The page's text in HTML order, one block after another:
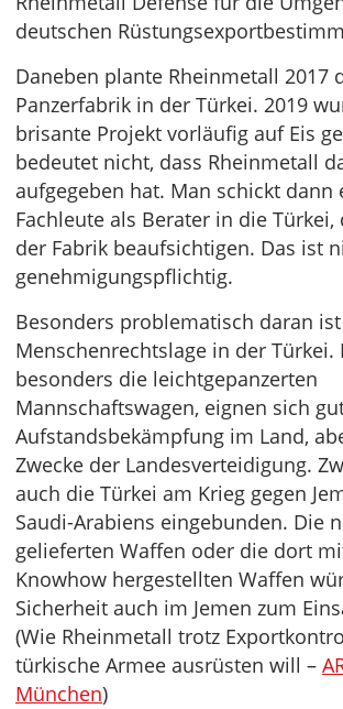
deutschen
Daneben plante Rheinmetall 2017
Panzerfabrik in der Türkei. 2019
brisante Projekt vorläufig auf Eis
bedeutet nicht, dass Rheinmetall
aufgegeben hat. Man schickt dann
Fachleute als Berater in die Türkei,
der Fabrik beaufsichtigen. Das ist
genehmigungspflichtig.
Besonders problematisch daran
Menschenrechtslage in der Türkei.
besonders die leichtgepanzerten
Mannschaftswagen, eignen sich
Aufstandsbekämpfung im Land,
Zwecke der Landesverteidigung.
auch die Türkei am Krieg gegen
Saudi-Arabiens eingebunden. Die
gelieferten Waffen oder die dort
Knowhow hergestellten Waffen
Sicherheit auch im Jemen zum
(Wie Rheinmetall trotz
türkische Armee ausrüsten will –
München)